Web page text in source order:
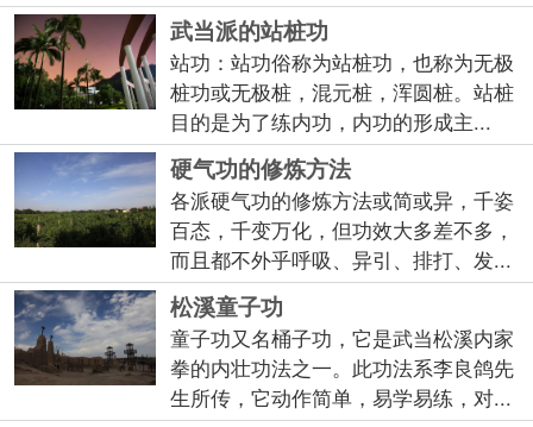
武当派的站桩功
站功：站功俗称为站桩功，也称为无极
桩功或无极桩，混元桩，浑圆桩。站桩
目的是为了练内功，内功的形成主...
硬气功的修炼方法
各派硬气功的修炼方法或简或异，千姿
百态，千变万化，但功效大多差不多，
而且都不外乎呼吸、异引、排打、发...
松溪童子功
童子功又名桶子功，它是武当松溪内家
拳的内壮功法之一。此功法系李良鸽先
生所传，它动作简单，易学易练，对...